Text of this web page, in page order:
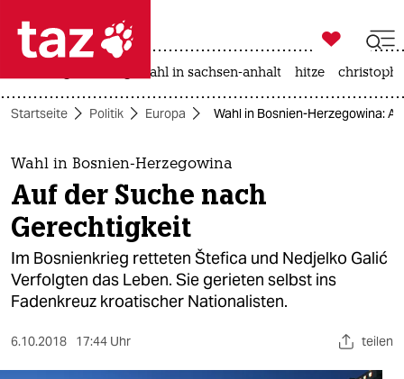
 taz zahl ich
taz zahl ich
themen
politik
öko
gesellschaft
sport

taz zahl ich
landtagswahl in sachsen-anhalt hitze
Startseite Politik Europa Wahl in Bosnien-Herzegowina:
Wahl in Bosnien-Herzegowina
Auf der Suche nach
Gerechtigkeit
Im Bosnienkrieg retteten Štefica und Nedjelko Galić
Verfolgten das Leben. Sie gerieten selbst ins
Fadenkreuz kroatischer Nationalisten.
6.10.2018 17:44 Uhr teilen